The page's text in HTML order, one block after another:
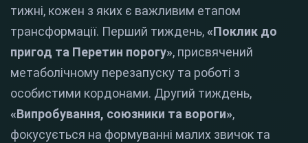
тижні, кожен з яких є важливим етапом
трансформації. Перший тиждень,«Поклик до
пригод та Перетин порогу», присвячений
метаболічному перезапуску та роботі з
особистими кордонами. Другий тиждень,
«Випробування, союзники та вороги»,
фокусується на формуванні малих звичок та